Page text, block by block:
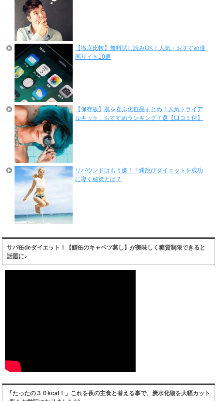
【徹底比較】無料試し読みOK！人気・おすすめ漫
画サイト10選
【保存版】肌を喜ぶ化粧品まとめ！人気トライア
ルキット、おすすめランキング７選【口コミ付】
リバウンドはもう嫌！！縄跳びダイエットを成功
に導く秘策とは？
サバ缶deダイエット！【鯖缶のキャベツ蒸し】が美味しく糖質制限できると
話題に♪
「たったの３０kcal！」これを夜の主食と替える事で、炭水化物を大幅カット